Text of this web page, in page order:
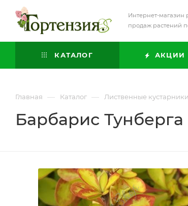
Интернет-магазин
продаж растений
КАТАЛОГ АКЦИИ
Главная — Каталог — Лиственные кустарники
Барбарис